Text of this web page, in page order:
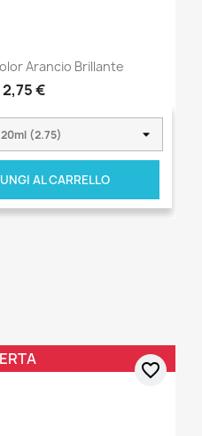
Arancio Brillante
2,75 €
AL CARRELLO
favorite_border